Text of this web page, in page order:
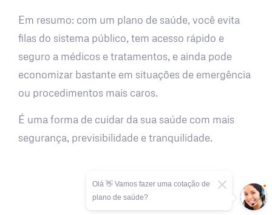
Em resumo: com um plano de saúde, você evita
filas do sistema público, tem acesso rápido e
seguro a médicos e tratamentos, e ainda pode
economizar bastante em situações de emergência
ou procedimentos mais caros.
É uma forma de cuidar da sua saúde com mais
segurança, previsibilidade e tranquilidade.
Olá 👋 Vamos fazer uma cotação de
plano de saúde?